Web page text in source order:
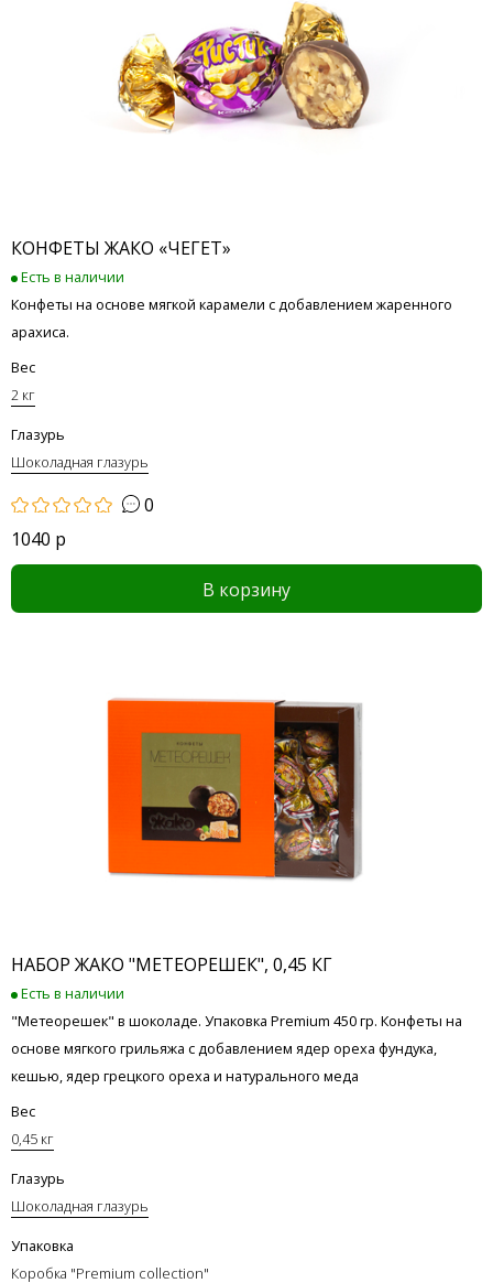
КОНФЕТЫ ЖАКО «ЧЕГЕТ»
Есть в наличии
Конфеты на основе мягкой карамели с добавлением жаренного
арахиса.
Вес
2 кг
Глазурь
Шоколадная глазурь
0
1040 р
В корзину
НАБОР ЖАКО "МЕТЕОРЕШЕК", 0,45 КГ
Есть в наличии
"Метеорешек" в шоколаде. Упаковка Premium 450 гр. Конфеты на
основе мягкого грильяжа с добавлением ядер ореха фундука,
кешью, ядер грецкого ореха и натурального меда
Вес
0,45 кг
Глазурь
Шоколадная глазурь
Упаковка
Коробка "Premium collection"